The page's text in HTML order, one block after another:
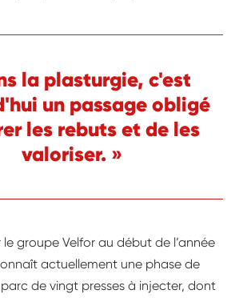
la plasturgie, c'est
un passage obligé
les rebuts et de les
valoriser. »
groupe Velfor au début de l’année
actuellement une phase de
de vingt presses à injecter, dont